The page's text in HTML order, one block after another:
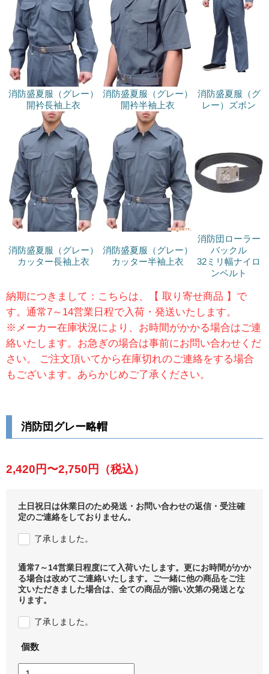
消防盛夏服（グレー）
開衿長袖上衣
消防盛夏服（グレー）
開衿半袖上衣
消防盛夏服（グ
レー）ズボン
消防盛夏服（グレー）
カッター長袖上衣
消防盛夏服（グレー）
カッター半袖上衣
消防団ローラー
バックル
32ミリ幅ナイロ
ンベルト
納期につきまして：こちらは、【 取り寄せ商品 】で
す。通常7～14営業日程で入荷・発送いたします。
※メーカー在庫状況により、お時間がかかる場合はご連
絡いたします。お急ぎの場合は事前にお問い合わせくだ
さい。 ご注文頂いてから在庫切れのご連絡をする場合
もございます。あらかじめご了承ください。
消防団グレー略帽
2,420円〜2,750円 （税込）
土日祝日は休業日のため発送・お問い合わせの返信・受注確
定のご連絡をしておりません。
了承しました。
通常7～14営業日程度にて入荷いたします。更にお時間がかか
る場合は改めてご連絡いたします。ご一緒に他の商品をご注
文いただきました場合は、全ての商品が揃い次第の発送とな
ります。
了承しました。
個数